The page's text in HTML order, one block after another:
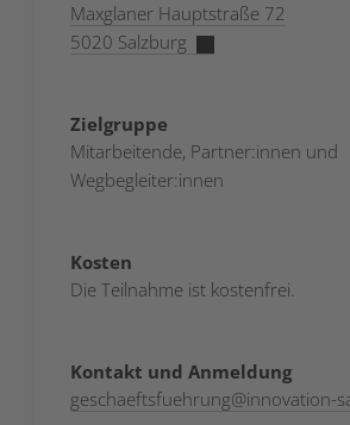
Maxglaner Hauptstraße 72
5020 Salzburg
Zielgruppe
Mitarbeitende, Partner:innen und
Wegbegleiter:innen
Kosten
Die Teilnahme ist kostenfrei.
Kontakt und Anmeldung
geschaeftsfuehrung@innovation-